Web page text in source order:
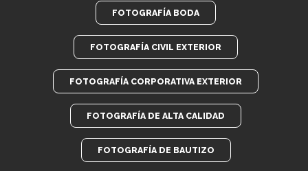
FOTOGRAFÍA BODA
FOTOGRAFÍA CIVIL EXTERIOR
FOTOGRAFÍA CORPORATIVA EXTERIOR
FOTOGRAFÍA DE ALTA CALIDAD
FOTOGRAFÍA DE BAUTIZO